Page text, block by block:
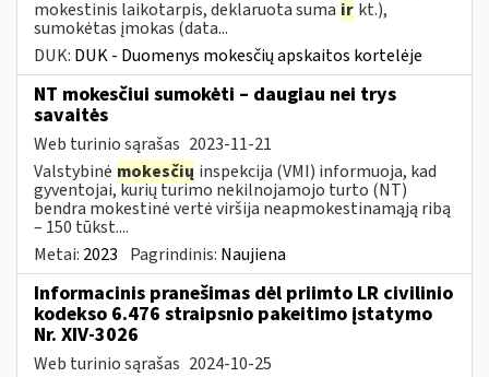
mokestinis laikotarpis, deklaruota suma ir kt.),
sumokėtas įmokas (data...
DUK: DUK - Duomenys mokesčių apskaitos kortelėje
NT mokesčiui sumokėti – daugiau nei trys
savaitės
Web turinio sąrašas 2023-11-21
Valstybinė mokesčių inspekcija (VMI) informuoja, kad
gyventojai, kurių turimo nekilnojamojo turto (NT)
bendra mokestinė vertė viršija neapmokestinamąją ribą
– 150 tūkst....
Metai: 2023 Pagrindinis: Naujiena
Informacinis pranešimas dėl priimto LR civilinio
kodekso 6.476 straipsnio pakeitimo įstatymo
Nr. XIV-3026
Web turinio sąrašas 2024-10-25